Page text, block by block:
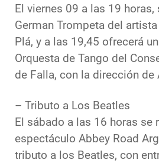
El viernes 09 a las 19 horas,
German Trompeta del
Plá, y a las 19,45 ofrecerá
Orquesta de Tango del
de Falla, con la dirección de
– Tributo a Los Beatles
El sábado a las 16 horas se
espectáculo Abbey Road
tributo a los Beatles, con